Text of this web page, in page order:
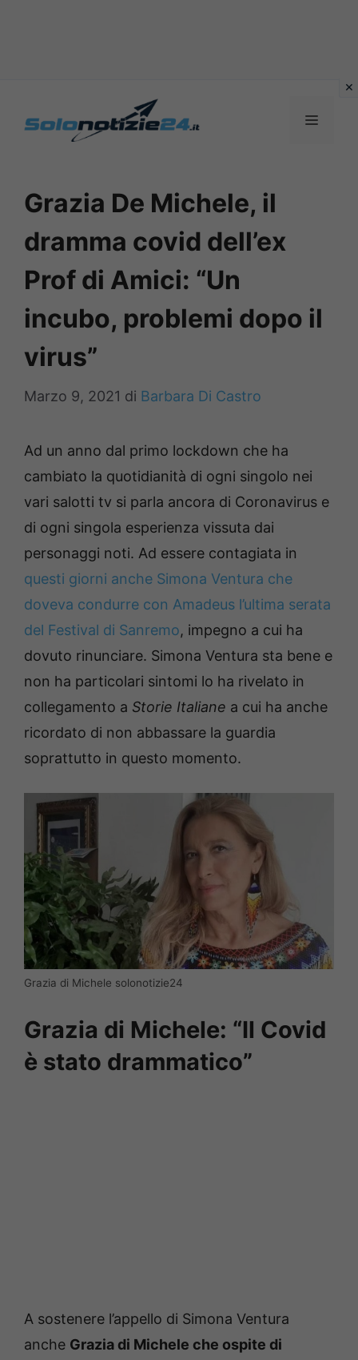
MENU
Grazia De Michele, il
dramma covid dell’ex
Prof di Amici: “Un
incubo, problemi dopo il
virus”
Marzo 9, 2021 di Barbara Di Castro
Ad un anno dal primo lockdown che ha
cambiato la quotidianità di ogni singolo nei
vari salotti tv si parla ancora di Coronavirus e
di ogni singola esperienza vissuta dai
personaggi noti. Ad essere contagiata in
questi giorni anche Simona Ventura che
doveva condurre con Amadeus l’ultima serata
del Festival di Sanremo, impegno a cui ha
dovuto rinunciare. Simona Ventura sta bene e
non ha particolari sintomi lo ha rivelato in
collegamento a Storie Italiane a cui ha anche
ricordato di non abbassare la guardia
soprattutto in questo momento.
Grazia di Michele solonotizie24
Grazia di Michele: “Il Covid
è stato drammatico”
A sostenere l’appello di Simona Ventura
anche Grazia di Michele che ospite di